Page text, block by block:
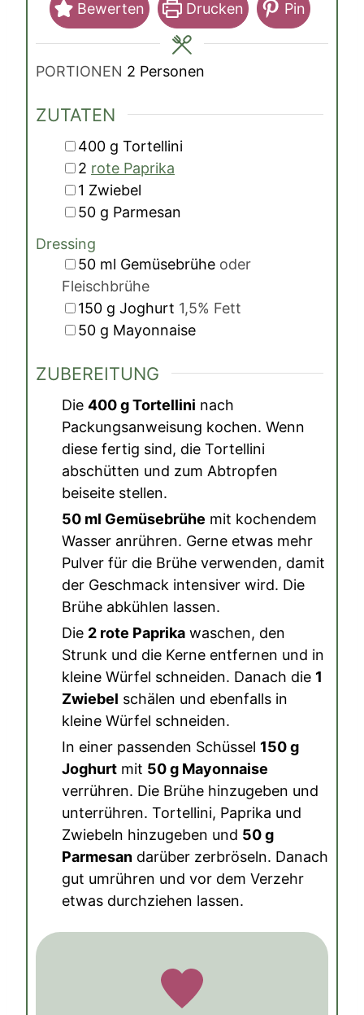
Bewerten Drucken Pin
PORTIONEN 2 Personen
ZUTATEN
▢
400 g Tortellini
▢
2 rote Paprika
▢
1 Zwiebel
▢
50 g Parmesan
Dressing
▢
50 ml Gemüsebrühe oder
Fleischbrühe
▢
150 g Joghurt 1,5% Fett
▢
50 g Mayonnaise
ZUBEREITUNG
Die 400 g Tortellini nach
Packungsanweisung kochen. Wenn
diese fertig sind, die Tortellini
abschütten und zum Abtropfen
beiseite stellen.
50 ml Gemüsebrühe mit kochendem
Wasser anrühren. Gerne etwas mehr
Pulver für die Brühe verwenden, damit
der Geschmack intensiver wird. Die
Brühe abkühlen lassen.
Die 2 rote Paprika waschen, den
Strunk und die Kerne entfernen und in
kleine Würfel schneiden. Danach die 1
Zwiebel schälen und ebenfalls in
kleine Würfel schneiden.
In einer passenden Schüssel 150 g
Joghurt mit 50 g Mayonnaise
verrühren. Die Brühe hinzugeben und
unterrühren. Tortellini, Paprika und
Zwiebeln hinzugeben und 50 g
Parmesan darüber zerbröseln. Danach
gut umrühren und vor dem Verzehr
etwas durchziehen lassen.